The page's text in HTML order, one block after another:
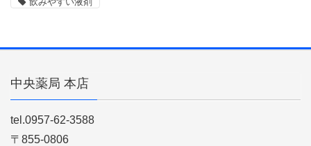
中央薬局 本店
tel.0957-62-3588
〒855-0806